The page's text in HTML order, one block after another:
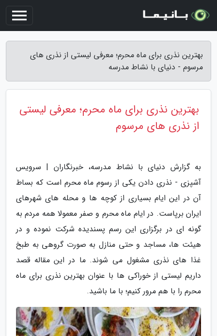
بهترین نذری برای ماه محرم؛ معرفی لیستی از نذری های
مرسوم - دنیای با نشاط مدرسه
بهترین نذری برای ماه محرم؛ معرفی لیستی
از نذری های مرسوم
به گزارش دنیای با نشاط مدرسه، خبرنگاران | سرویس
آشپزی - نذری دادن یکی از رسوم ماه محرم است که بساط
آن در این ایام بسیاری از کوچه ها و محله های شهرهای
ایران برپاست. در ایام ماه محرم و صفر معمولا همه مردم به
گونه ای در برگزاری این رسم پسندیده شرکت نموده و در
هیئت ها، مساجد و حتی منازل به صورت گروهی به طبخ
غذا های نذری مشغول می شوند. ما در این مقاله قصد
داریم لیستی از خوراکی ها با عنوان بهترین نذری برای ماه
محرم را با هم مرور کنیم؛ با ما باشید.